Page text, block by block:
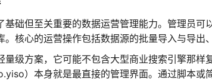
基础但至关重要的数据运营管理能力。管理员
。核心的运营操作包括数据源的批量导入与导出
量级方案，它可能不包含大型商业搜索引擎那
）本身就是最直接的管理界面。通过脚本